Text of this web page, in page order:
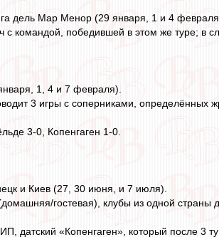
дель Мар Менор (29 января, 1 и 4
командой, победившей в этом же туре; в
1, 4 и 7 февраля).
3 игры с соперниками,
3-0, Копенгаген 1-0.
и Киев (27, 30 июня, и 7 июля).
гостевая), клубы из одной страны
датский «Копенгаген», который после 3